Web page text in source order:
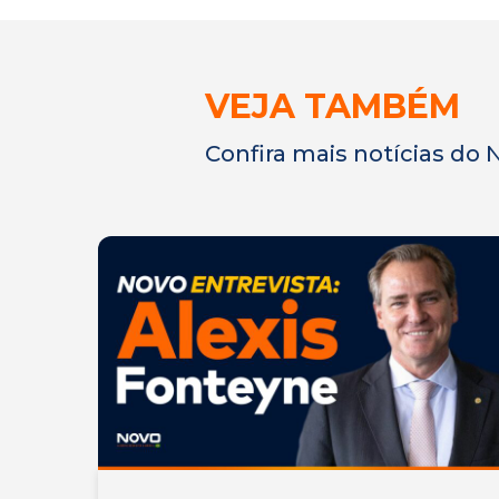
VEJA TAMBÉM
Confira mais notícias do